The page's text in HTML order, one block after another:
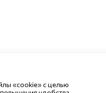
«cookie» с целью